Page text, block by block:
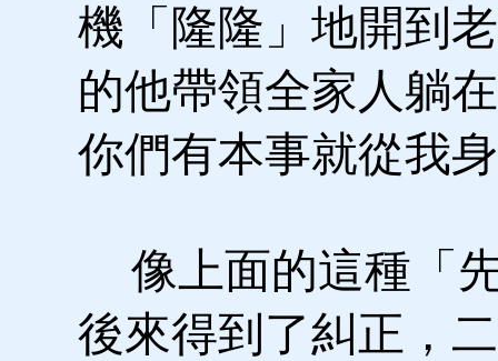
機「隆隆」地開到
的他帶領全家人躺
你們有本事就從我
像上面的這種「
後來得到了糾正，